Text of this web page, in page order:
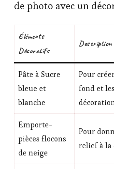
de photo avec un
Éléments
Décoratifs
Description
Pâte à Sucre
bleue et
blanche
Pour
fond et les
Emporte-
pièces flocons
de neige
Pour
relief à la